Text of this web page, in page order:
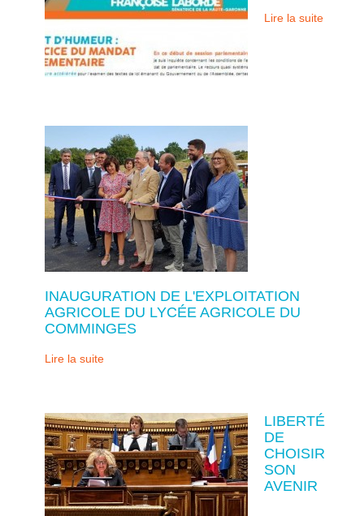
Lire la suite
INAUGURATION DE L'EXPLOITATION
AGRICOLE DU LYCÉE AGRICOLE DU
COMMINGES
Lire la suite
LIBERTÉ
DE
CHOISIR
SON
AVENIR